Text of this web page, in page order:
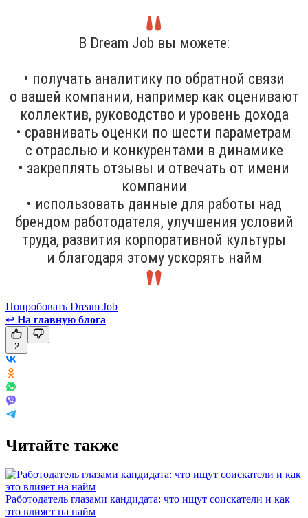
В Dream Job вы можете:
• получать аналитику по обратной связи
о вашей компании, например как оценивают
коллектив, руководство и уровень дохода
• сравнивать оценки по шести параметрам
с отраслью и конкурентами в динамике
• закреплять отзывы и отвечать от имени
компании
• использовать данные для работы над
брендом работодателя, улучшения условий
труда, развития корпоративной культуры
и благодаря этому ускорять найм
Попробовать Dream Job
↩ На главную блога
2
Читайте также
Работодатель глазами кандидата: что ищут соискатели и как
это влияет на найм